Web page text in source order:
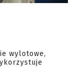
wylotowe,